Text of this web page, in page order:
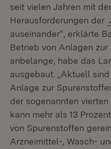
seit vielen Jahren mit
Herausforderungen der
auseinander“, erklärte
Betrieb von Anlagen
anbelange, habe das
ausgebaut. „Aktuell
Anlage zur
der sogenannten
kann mehr als 13
von Spurenstoffen
Arzneimittel-, Wasch-